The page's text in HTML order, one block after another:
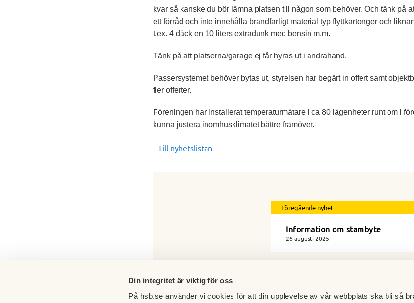
Din integritet är viktig för oss
På hsb.se använder vi cookies för att din upplevelse av vår webbplats ska bli så
kvar så kanske du bör lämna platsen till någon som behöver. Och tänk på
ett förråd och inte innehålla brandfarligt material typ flyttkartonger och
t.ex. 4 däck en 10 liters extradunk med bensin m.m.
Tänk på att platserna/garage ej får hyras ut i andrahand.
Passersystemet behöver bytas ut, styrelsen har begärt in offert samt
fler offerter.
Föreningen har installerat temperaturmätare i ca 80 lägenheter runt om i
kunna justera inomhusklimatet bättre framöver.
Till nyhetslistan
Föregående nyhet
Information om stambyte
26 augusti 2025